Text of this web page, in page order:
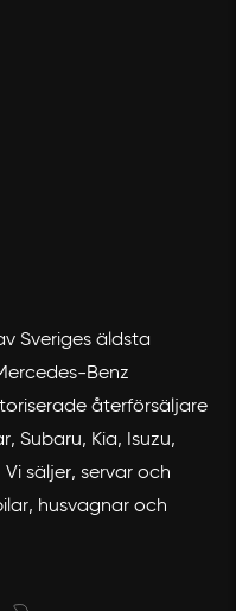
Sveriges äldsta
Benz
återförsäljare
Subaru, Kia, Isuzu,
säljer, servar och
husvagnar och